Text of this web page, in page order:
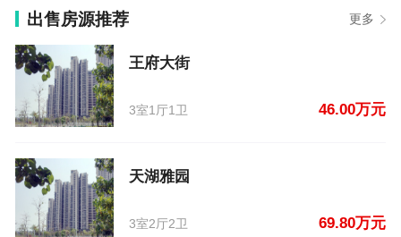
【李丹】发布了【东大街大钟花园路东港】的二手房
信息
中华人民共和国契税法
中华人民共和国城市维护建设税法
中华人民共和国国家赔偿法
中华人民共和国城乡规划法
出售房源推荐 更多
王府大街
3室1厅1卫 46.00万元
天湖雅园
3室2厅2卫 69.80万元